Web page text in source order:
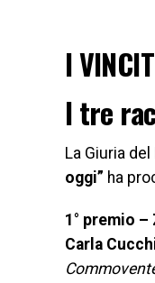
I
I tre
La Giuria
oggi” ha
1° premio –
Carla